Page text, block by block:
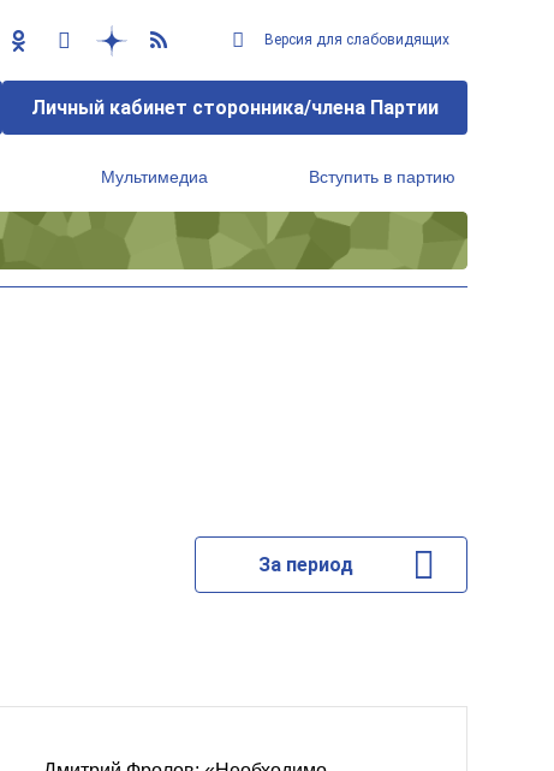
Версия для слабовидящих
Личный кабинет сторонника/члена Партии
Мультимедиа Вступить в партию
За период